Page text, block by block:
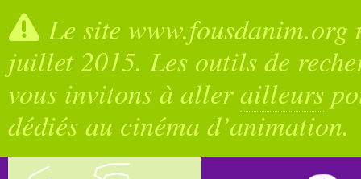
Le site
juillet 2015. Les outils de
vous invitons à allerailleurs
dédiés au cinéma d’animation.